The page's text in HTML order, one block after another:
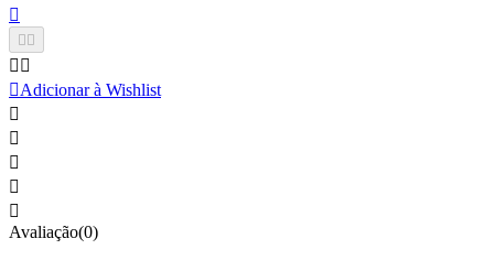

 
 
Adicionar à Wishlist





Avaliação(0)